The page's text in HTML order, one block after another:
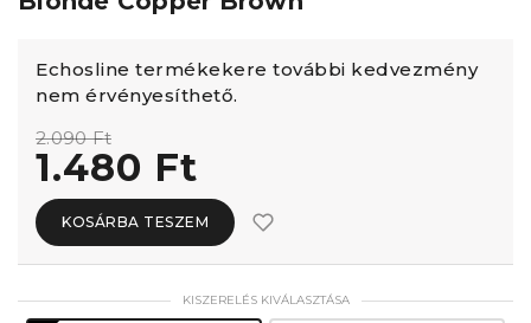
Echosline termékekere további kedvezmény
nem érvényesíthető.
2.090 Ft
1.480 Ft
KOSÁRBA TESZEM
KISZERELÉS KIVÁLASZTÁSA